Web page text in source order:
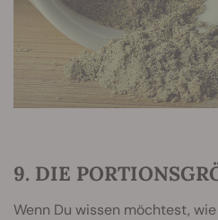
9. DIE
Wenn Du wissen möchtest,